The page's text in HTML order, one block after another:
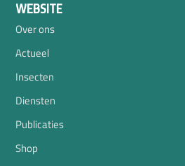
WEBSITE
Over ons
Actueel
Insecten
Diensten
Publicaties
Shop